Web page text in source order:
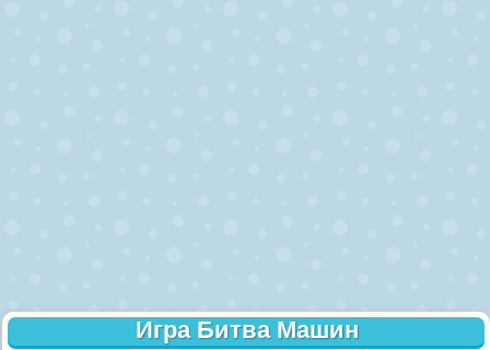
Игра Битва Машин